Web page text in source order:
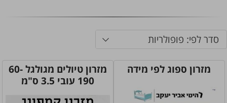
סדר לפי: פופולריות
מזרון ספוג לפי מידה
מזרון טיולים מגולגל 60-
190 עובי 3.5 ס"מ